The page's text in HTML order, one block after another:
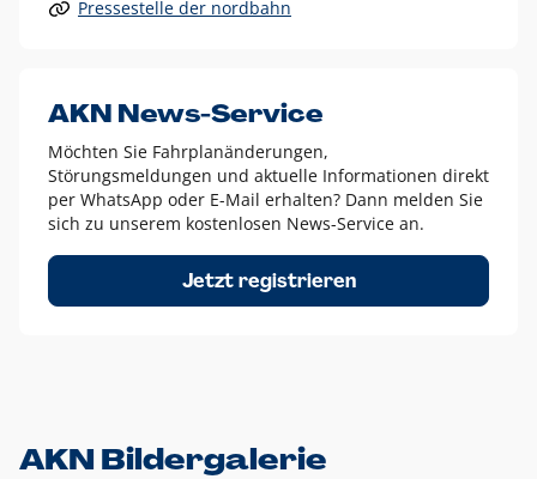
Alle anderen Logo-Varianten dürfen nur in Ausnahmefällen
Diese Ausnahmen sind zum Beispiel:
dem AKN Blau,
weißes Logo auf Fotohintergründen,
schwarzes Logo für reine Schwarz-Weiß-Umsetzungen
Um das Logo herum muss ein Schutzraum von jeweils einer
Höhe bzw. Breite des N aus AKN in alle Richtungen
Pressestelle der nordbahn
AKN News-Service
Möchten Sie Fahrplanänderungen,
Störungsmeldungen und aktuelle Informationen direkt
per WhatsApp oder E-Mail erhalten? Dann melden Sie
sich zu unserem kostenlosen News-Service an.
Jetzt registrieren
AKN Bildergalerie